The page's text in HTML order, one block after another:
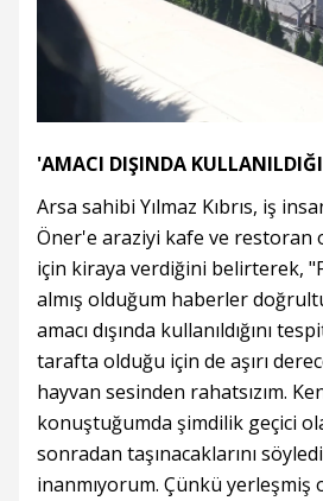
'AMACI DIŞINDA
Arsa sahibi Yılmaz Kıbrıs, iş
Öner'e araziyi kafe ve restoran
için kiraya verdiğini belirterek,
almış olduğum haberler
amacı dışında kullanıldığını
tarafta olduğu için de aşırı
hayvan sesinden rahatsızım.
konuştuğumda şimdilik geçici
sonradan taşınacaklarını
inanmıyorum. Çünkü yerleşmiş